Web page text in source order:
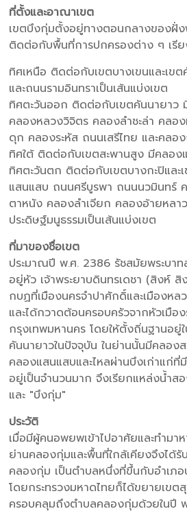
ที่ตั้งและอาณาเขต
เขตบึงกุ่มตั้งอยู่ทางตอนกลางของฝั่
ติดต่อกับพื้นที่การปกครองต่าง ๆ เรี
ทิศเหนือ ติดต่อกับเขตบางเขนและเข
และถนนรามอินทราเป็นเส้นแบ่งเขต
ทิศตะวันออก ติดต่อกับเขตคันนายาว
คลองหลวงวิจิตร คลองลำชะล่า คลอ
ดุก คลองระหัส ถนนเสรีไทย และคลอ
ทิศใต้ ติดต่อกับเขตสะพานสูง มีคลอง
ทิศตะวันตก ติดต่อกับเขตบางกะปิและ
แสนแสบ ถนนศรีบูรพา ถนนนวมินทร์
ตาหนัง คลองลำเจียก คลองอ้ายหลา
ประดิษฐ์มนูธรรมเป็นเส้นแบ่งเขต
ที่มาของชื่อเขต
ประมาณปี พ.ศ. 2386 รัชสมัยพระบาท
อยู่หัว เจ้าพระยาบดินทรเดชา (สิงห์
กบฏที่เมืองนครจำปาศักดิ์และเมืองหล
และได้กวาดต้อนครอบครัวจากหัวเมือ
กรุงเทพมหานคร โดยให้ตั้งถิ่นฐานอยู่
คันนายาวในปัจจุบัน ในย่านนั้นมีคลอง
คลองแสนแสบและไหลผ่านบึงเก่าแก่
อยู่เป็นจำนวนมาก จึงเรียกแหล่งน้ำ
และ "บึงกุ่ม"
ประวัติ
เมื่อมีผู้คนอพยพเข้าไปอาศัยและทำมา
ย่านคลองกุ่มและพื้นที่ใกล้เคียงจึงได้
คลองกุ่ม เป็นตำบลหนึ่งที่ขึ้นกับอำเภ
โดยกระทรวงมหาดไทยก็ได้ขยายเขต
ครอบคลุมถึงตำบลคลองกุ่มด้วยในปี